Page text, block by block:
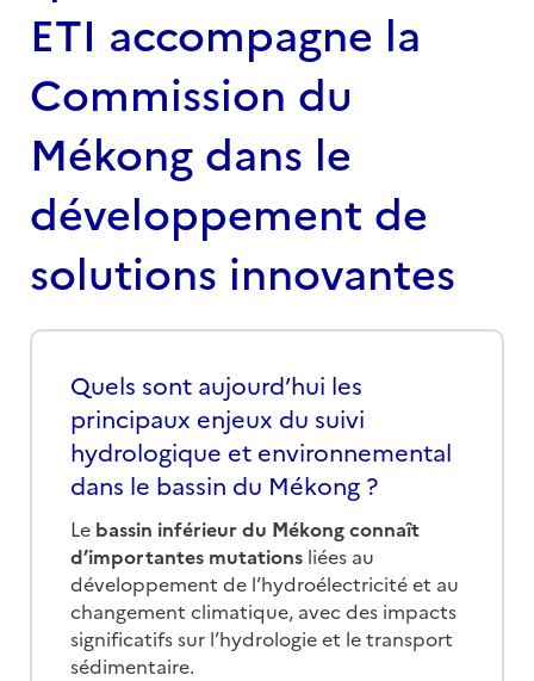
ETI accompagne la
Commission du
Mékong dans le
développement de
solutions innovantes
Quels sont aujourd’hui les
principaux enjeux du suivi
hydrologique et environnemental
dans le bassin du Mékong ?
Le bassin inférieur du Mékong connaît
d’importantes mutations liées au
développement de l’hydroélectricité et au
changement climatique, avec des impacts
significatifs sur l’hydrologie et le transport
sédimentaire.